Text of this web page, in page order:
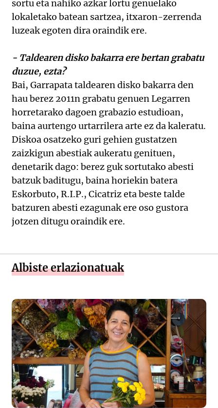
sortu eta nahiko azkar lortu genuelako
lokaletako batean sartzea, itxaron-zerrenda
luzeak egoten dira oraindik ere.
- Taldearen disko bakarra ere bertan grabatu
duzue, ezta?
Bai, Garrapata taldearen disko bakarra den
hau berez 2011n grabatu genuen Legarren
horretarako dagoen grabazio estudioan,
baina aurtengo urtarrilera arte ez da kaleratu.
Diskoa osatzeko guri gehien gustatzen
zaizkigun abestiak aukeratu genituen,
denetarik dago: berez guk sortutako abesti
batzuk baditugu, baina horiekin batera
Eskorbuto, R.I.P., Cicatriz eta beste talde
batzuren abesti ezagunak ere oso gustora
jotzen ditugu oraindik ere.
Albiste erlazionatuak